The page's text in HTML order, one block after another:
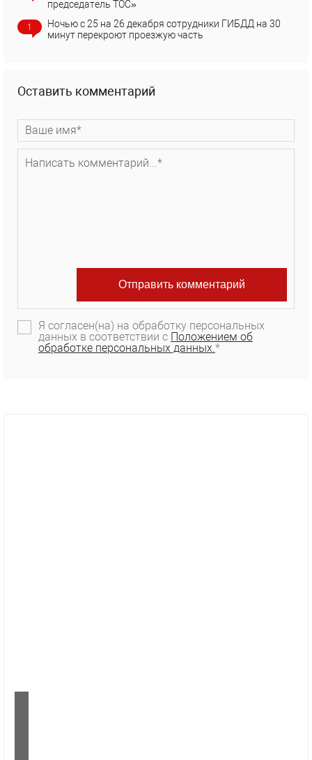
председатель ТОС»
1
Ночью с 25 на 26 декабря сотрудники ГИБДД на 30
минут перекроют проезжую часть
Оставить комментарий
Я согласен(на) на обработку персональных
данных в соответствии с Положением об
обработке персональных данных. *